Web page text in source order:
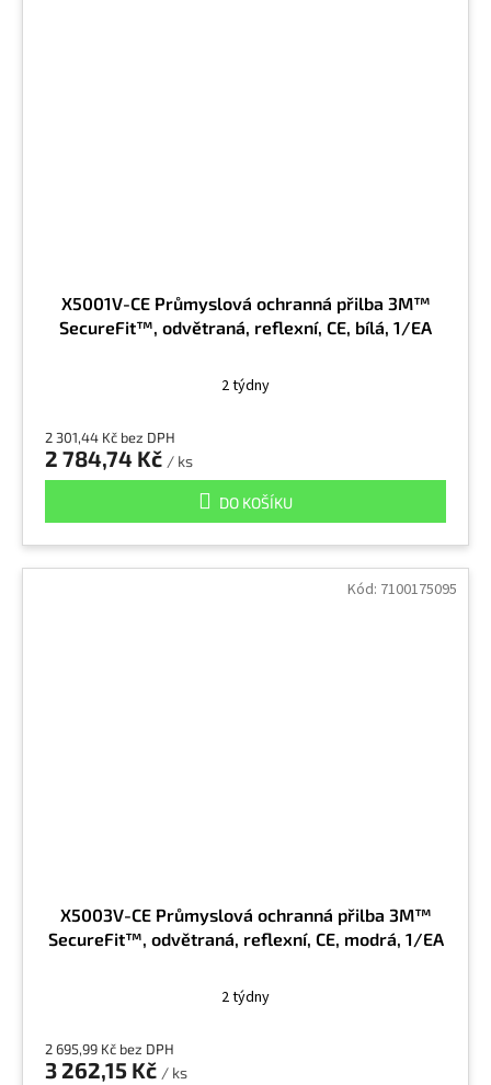
X5001V-CE Průmyslová ochranná přilba 3M™
SecureFit™, odvětraná, reflexní, CE, bílá, 1/EA
2 týdny
2 301,44 Kč bez DPH
2 784,74 Kč / ks
DO KOŠÍKU
X5003V-CE Průmyslová ochranná přilba 3M™
SecureFit™, odvětraná, reflexní, CE, modrá, 1/EA
2 týdny
2 695,99 Kč bez DPH
3 262,15 Kč / ks
Kód: 7100175095